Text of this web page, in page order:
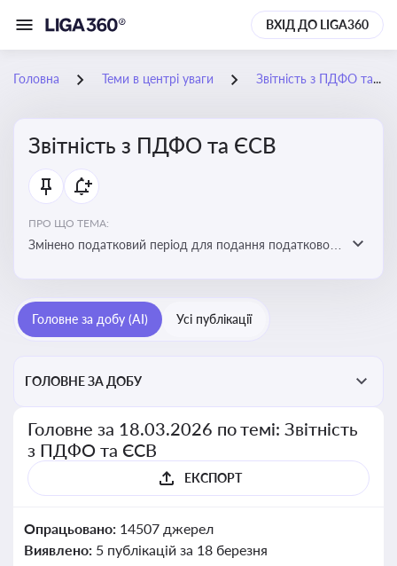
ВХІД ДО LIGA360
Головна Теми в центрі уваги Звітність з ПДФО та ЄСВ
Звітність з ПДФО та ЄСВ
ПРО ЩО ТЕМА:
Змінено податковий період для подання податкового
Головне за добу (AI) Усі публікації
ГОЛОВНЕ ЗА ДОБУ
Головне за 18.03.2026 по темі: Звітність
з ПДФО та ЄСВ
ЕКСПОРТ
Опрацьовано: 14507 джерел
Виявлено: 5 публікацій за 18 березня